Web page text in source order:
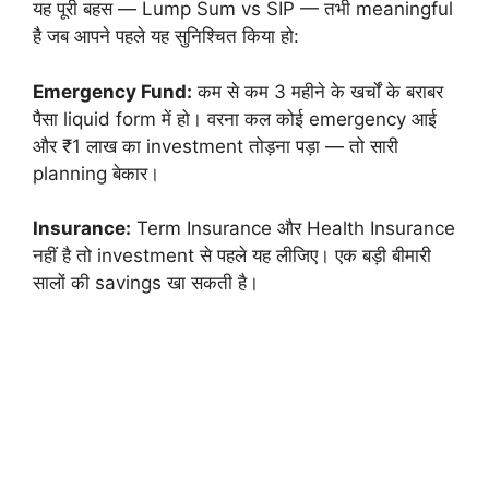
यह पूरी बहस — Lump Sum vs SIP — तभी meaningful
है जब आपने पहले यह सुनिश्चित किया हो:
Emergency Fund: कम से कम 3 महीने के खर्चों के बराबर
पैसा liquid form में हो। वरना कल कोई emergency आई
और ₹1 लाख का investment तोड़ना पड़ा — तो सारी
planning बेकार।
Insurance: Term Insurance और Health Insurance
नहीं है तो investment से पहले यह लीजिए। एक बड़ी बीमारी
सालों की savings खा सकती है।